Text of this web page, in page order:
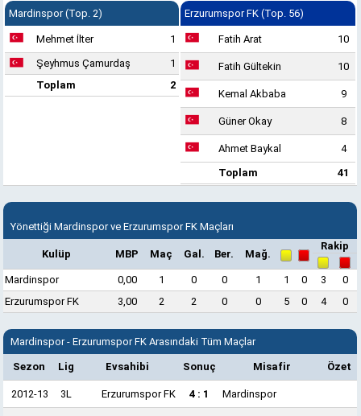
Mardinspor (Top. 2)
Mehmet İlter
1
Şeyhmus Çamurdaş
1
Toplam
2
Erzurumspor FK (Top. 56)
Fatih Arat 10
Fatih Gültekin 10
Kemal Akbaba 9
Güner Okay 8
Ahmet Baykal
4
Toplam
41
Yönettiği Mardinspor ve Erzurumspor FK Maçları
Kulüp MBP Maç Gal. Ber. Mağ.
Rakip
Mardinspor 0,00 1 0 0 1 1 0 3
0
Erzurumspor FK
3,00 2 2 0 0 5 0 4 0
Mardinspor - Erzurumspor FK Arasındaki Tüm Maçlar
Sezon Lig Evsahibi Sonuç Misafir Özet
2012-13 3L Erzurumspor FK 4 : 1 Mardinspor